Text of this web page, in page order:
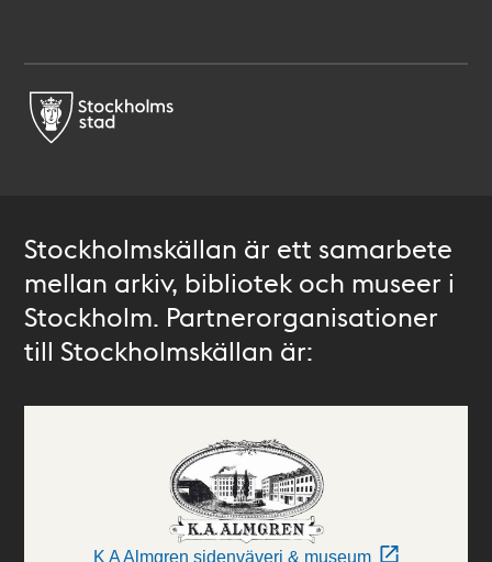
Stockholmskällan är ett samarbete
mellan arkiv, bibliotek och museer i
Stockholm. Partnerorganisationer
till Stockholmskällan är:
K A Almgren sidenväveri & museum